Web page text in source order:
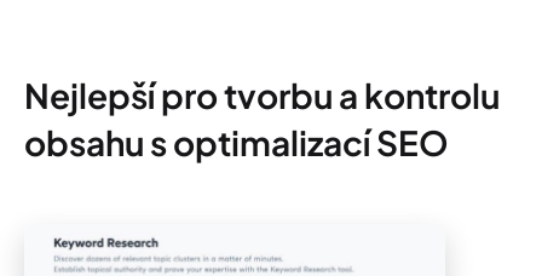
Nejlepší pro tvorbu a kontrolu
obsahu s optimalizací SEO